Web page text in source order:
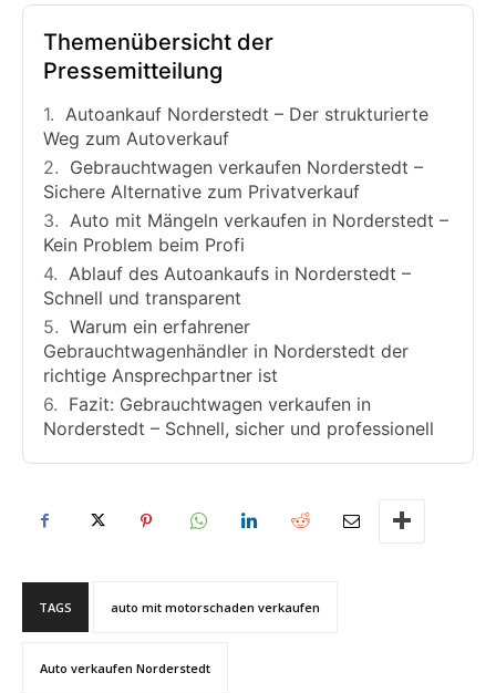
Themenübersicht der
Pressemitteilung
Autoankauf Norderstedt – Der strukturierte
Weg zum Autoverkauf
Gebrauchtwagen verkaufen Norderstedt –
Sichere Alternative zum Privatverkauf
Auto mit Mängeln verkaufen in Norderstedt –
Kein Problem beim Profi
Ablauf des Autoankaufs in Norderstedt –
Schnell und transparent
Warum ein erfahrener
Gebrauchtwagenhändler in Norderstedt der
richtige Ansprechpartner ist
Fazit: Gebrauchtwagen verkaufen in
Norderstedt – Schnell, sicher und professionell
TAGS auto mit motorschaden verkaufen
Auto verkaufen Norderstedt